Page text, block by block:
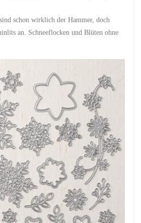
schon wirklich der Hammer, doch
an. Schneeflocken und Blüten ohne